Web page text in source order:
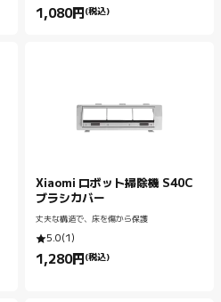
1,080円 (税込)
Current Price 円1080.00
Xiaomi ロボット掃除機 S40C
ブラシカバー
丈夫な構造で、床を傷から保護
5.0(1)
1,280円 (税込)
Current Price 円1280.00